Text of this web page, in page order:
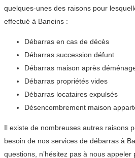
quelques-unes des raisons pour
effectué à Baneins :
Débarras en cas de décès
Débarras succession défunt
Débarras maison après
Débarras propriétés vides
Débarras locataires expulsés
Désencombrement maison
Il existe de nombreuses autres raisons
besoin de nos services de débarras à
questions, n’hésitez pas à nous appeler